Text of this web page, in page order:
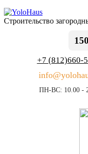
Строительство
150
+7 (812)660-
ПН-ВС: 10.00 -